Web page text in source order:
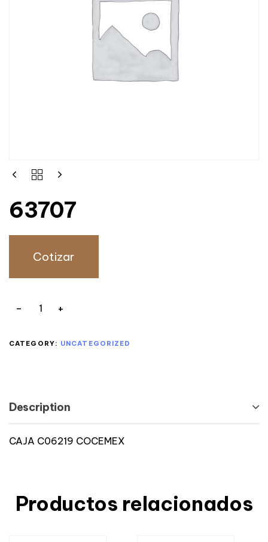
63707
Cotizar
CATEGORY: UNCATEGORIZED
Description
CAJA C06219 COCEMEX
Productos relacionados